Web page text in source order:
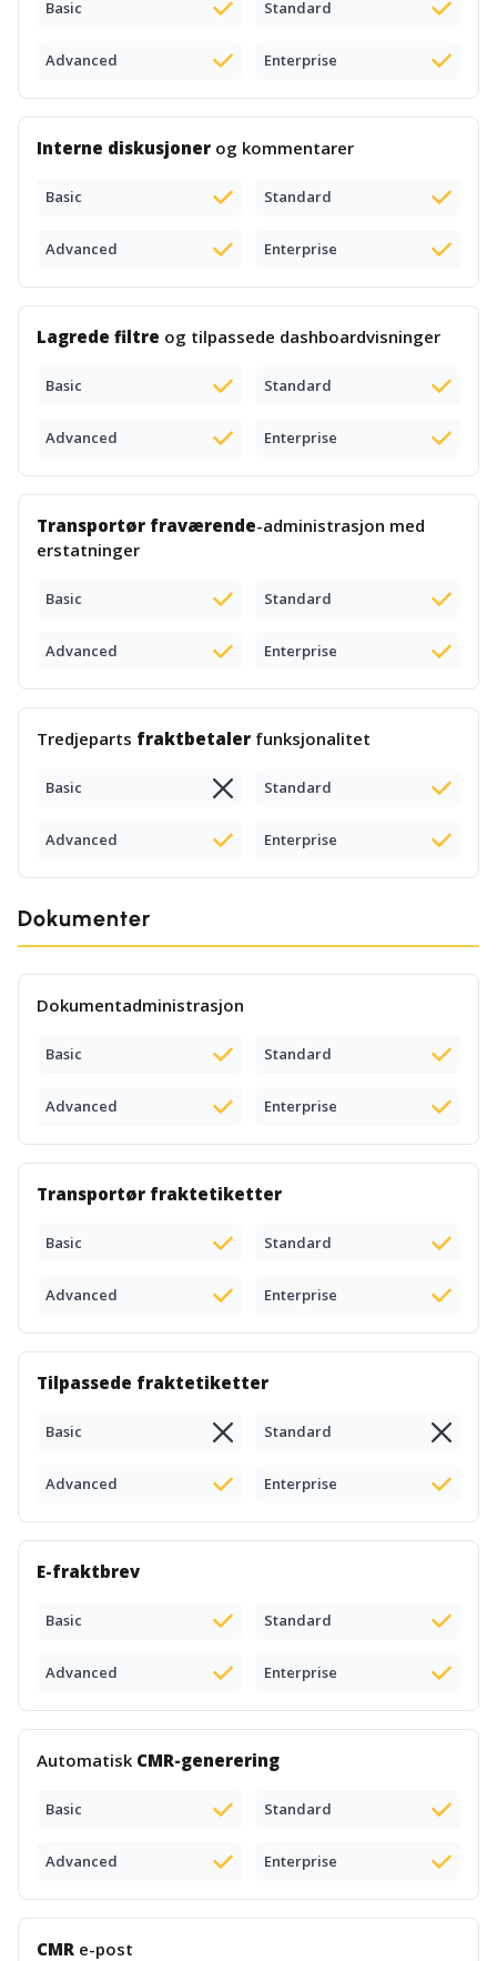
Basic Standard
Advanced Enterprise
Interne diskusjoner og kommentarer
Basic Standard
Advanced Enterprise
Lagrede filtre og tilpassede dashboardvisninger
Basic Standard
Advanced Enterprise
Transportør fraværende-administrasjon med
erstatninger
Basic Standard
Advanced Enterprise
Tredjeparts fraktbetaler funksjonalitet
Basic Standard
Advanced Enterprise
Dokumenter
Dokumentadministrasjon
Basic Standard
Advanced Enterprise
Transportør fraktetiketter
Basic Standard
Advanced Enterprise
Tilpassede fraktetiketter
Basic Standard
Advanced Enterprise
E-fraktbrev
Basic Standard
Advanced Enterprise
Automatisk CMR-generering
Basic Standard
Advanced Enterprise
CMR e-post